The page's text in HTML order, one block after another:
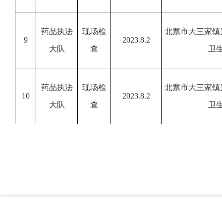
9
药品执法
大队
现场检
查
2023.8.2
北票市大三家
卫
10
药品执法
大队
现场检
查
2023.8.2
北票市大三家
卫